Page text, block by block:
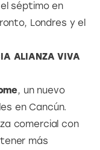
séptimo en
Londres y el
ALIANZA VIVA
, un nuevo
en Cancún.
comercial con
más